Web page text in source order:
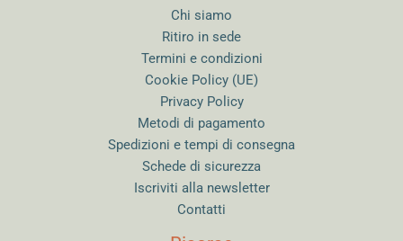
Chi siamo
Ritiro in sede
Termini e condizioni
Cookie Policy (UE)
Privacy Policy
Metodi di pagamento
Spedizioni e tempi di consegna
Schede di sicurezza
Iscriviti alla newsletter
Contatti